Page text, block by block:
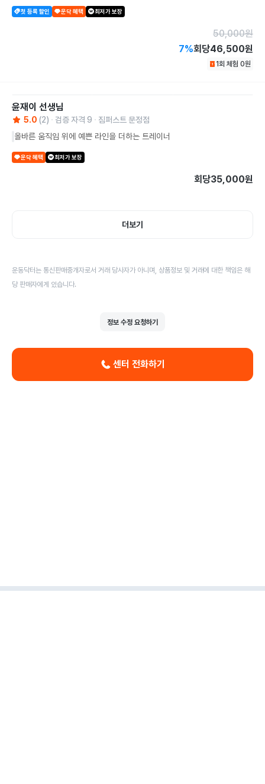
첫 등록 할인 운닥 혜택 최저가 보장
50,000원
7%회당46,500원
1회 체험 0원
윤재이 선생님
5.0 (2) 검증 자격 9
짐퍼스트 문정점
올바른 움직임 위에 예쁜 라인을 더하는 트레이너
운닥 혜택 최저가 보장
회당35,000원
더보기
운동닥터는 통신판매중개자로서 거래 당사자가 아니며, 상품정보 및 거래에 대한 책임은 해
당 판매자에게 있습니다.
정보 수정 요청하기
센터 전화하기